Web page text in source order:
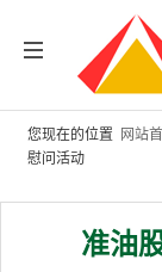
您现在的位置 网站
慰问活动
准油